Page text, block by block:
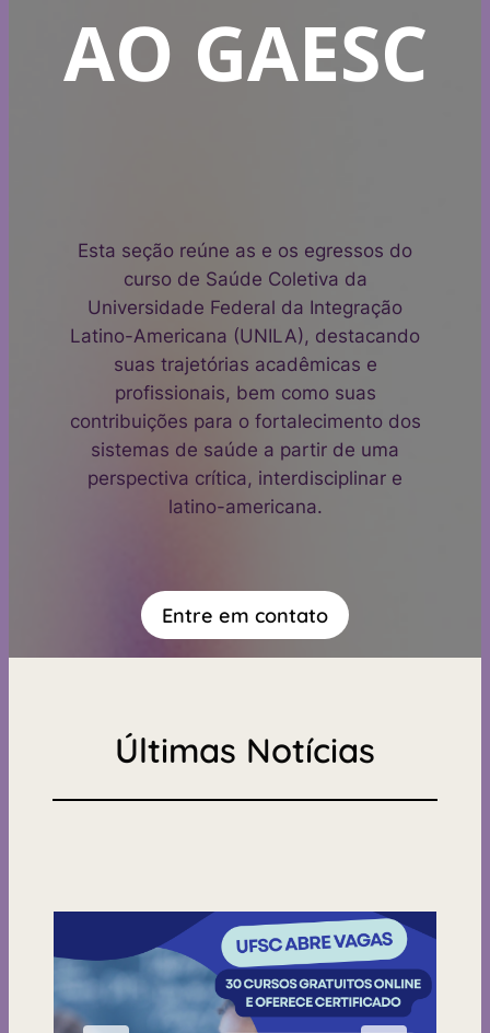
AO GAESC
Esta seção reúne as e os egressos do
curso de Saúde Coletiva da
Universidade Federal da Integração
Latino-Americana (UNILA), destacando
suas trajetórias acadêmicas e
profissionais, bem como suas
contribuições para o fortalecimento dos
sistemas de saúde a partir de uma
perspectiva crítica, interdisciplinar e
latino-americana.
Entre em contato
Últimas Notícias